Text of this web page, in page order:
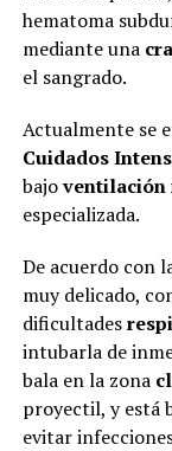
hematoma
mediante una
el sangrado.
Actualmente se
Cuidados
bajoventilación
especializada.
De acuerdo con
muy delicado,
dificultades
intubarla de
bala en la zona
proyectil, y está
evitar